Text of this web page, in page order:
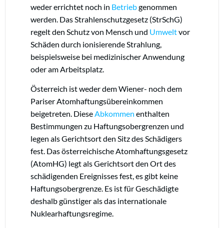
weder errichtet noch in Betriebgenommen
werden. Das Strahlenschutzgesetz (StrSchG)
regelt den Schutz von Mensch und Umweltvor
Schäden durch ionisierende Strahlung,
beispielsweise bei medizinischer Anwendung
oder am Arbeitsplatz.
Österreich ist weder dem Wiener- noch dem
Pariser Atomhaftungsübereinkommen
beigetreten. DieseAbkommen enthalten
Bestimmungen zu Haftungsobergrenzen und
legen als Gerichtsort den Sitz des Schädigers
fest. Das österreichische Atomhaftungsgesetz
(AtomHG) legt als Gerichtsort den Ort des
schädigenden Ereignisses fest, es gibt keine
Haftungsobergrenze. Es ist für Geschädigte
deshalb günstiger als das internationale
Nuklearhaftungsregime.